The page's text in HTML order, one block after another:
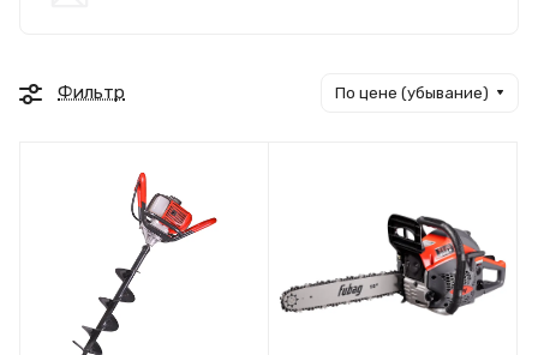
Фильтр По цене (убывание)